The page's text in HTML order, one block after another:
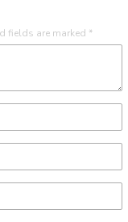
fields are marked *